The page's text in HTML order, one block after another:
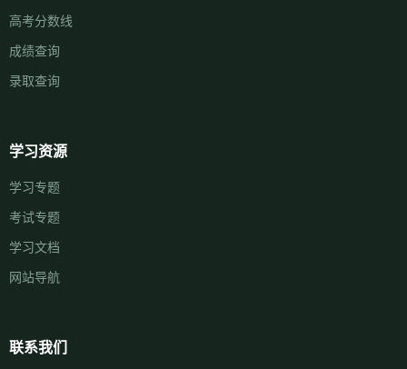
高考分数线
成绩查询
录取查询
学习资源
学习专题
考试专题
学习文档
网站导航
联系我们